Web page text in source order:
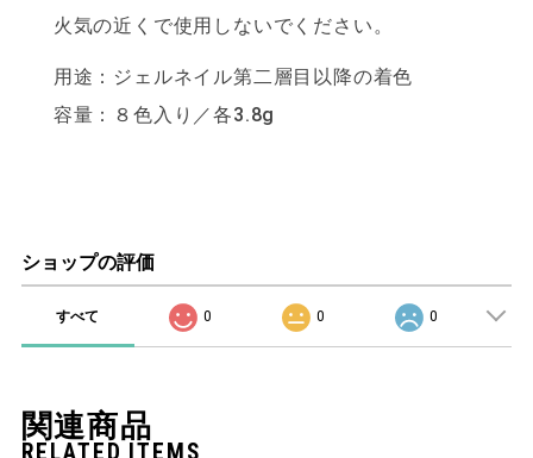
火気の近くで使用しないでください。
用途：ジェルネイル第二層目以降の着色
容量：８色入り／各3.8g
ショップの評価
すべて 0 0 0
関連商品
RELATED ITEMS